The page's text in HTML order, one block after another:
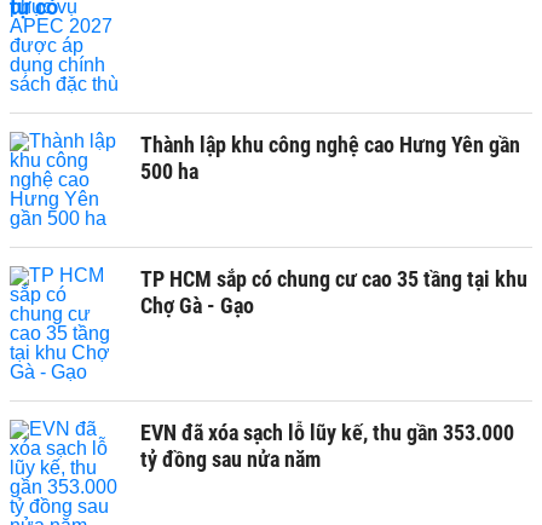
Thành lập khu công nghệ cao Hưng Yên gần
500 ha
TP HCM sắp có chung cư cao 35 tầng tại khu
Chợ Gà - Gạo
EVN đã xóa sạch lỗ lũy kế, thu gần 353.000
tỷ đồng sau nửa năm